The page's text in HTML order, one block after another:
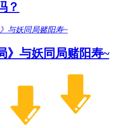
？
》与妖同局赌阳寿~